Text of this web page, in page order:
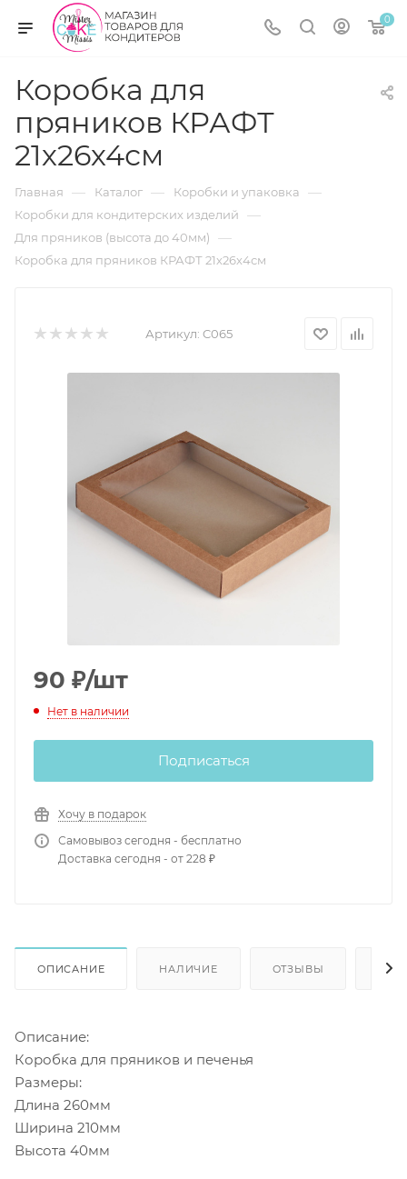
0
Коробка для
пряников КРАФТ
21х26х4см
Главная — Каталог — Коробки и упаковка —
Коробки для кондитерских изделий —
Для пряников (высота до 40мм) —
Коробка для пряников КРАФТ 21х26х4см
Артикул: C065
90 ₽/шт
Нет в наличии
Подписаться
Хочу в подарок
Самовывоз сегодня - бесплатно
Доставка сегодня - от 228 ₽
ОПИСАНИЕ НАЛИЧИЕ ОТЗЫВЫ
Описание:
Коробка для пряников и печенья
Размеры:
Длина 260мм
Ширина 210мм
Высота 40мм